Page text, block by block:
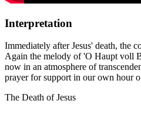
Interpretation
Immediately after Jesus' death, the
Again the melody of 'O Haupt voll
now in an atmosphere of
prayer for support in our own hour
The Death of Jesus